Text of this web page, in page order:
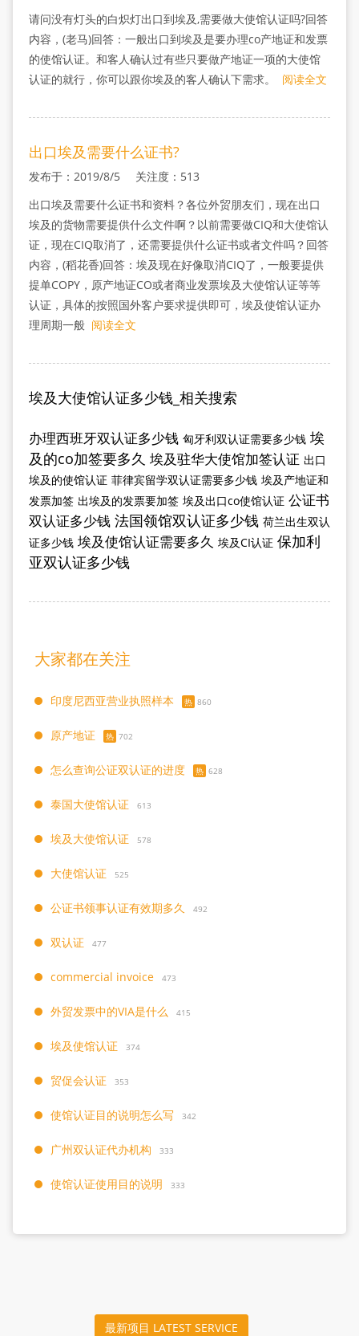
请问没有灯头的白炽灯出口到埃及,需要做大使馆认证吗?回答
内容，(老马)回答：一般出口到埃及是要办理co产地证和发票
的使馆认证。和客人确认过有些只要做产地证一项的大使馆
认证的就行，你可以跟你埃及的客人确认下需求。
阅读全文
出口埃及需要什么证书?
发布于：2019/8/5 关注度：513
出口埃及需要什么证书和资料？各位外贸朋友们，现在出口
埃及的货物需要提供什么文件啊？以前需要做CIQ和大使馆认
证，现在CIQ取消了，还需要提供什么证书或者文件吗？回答
内容，(稻花香)回答：埃及现在好像取消CIQ了，一般要提供
提单COPY，原产地证CO或者商业发票埃及大使馆认证等等
认证，具体的按照国外客户要求提供即可，埃及使馆认证办
理周期一般 阅读全文
埃及大使馆认证多少钱_相关搜索
办理西班牙双认证多少钱 匈牙利双认证需要多少钱 埃
及的co加签要多久 埃及驻华大使馆加签认证 出口
埃及的使馆认证 菲律宾留学双认证需要多少钱 埃及产地证和
发票加签 出埃及的发票要加签 埃及出口co使馆认证 公证书
双认证多少钱 法国领馆双认证多少钱 荷兰出生双认
证多少钱 埃及使馆认证需要多久 埃及CI认证 保加利
亚双认证多少钱
大家都在关注
印度尼西亚营业执照样本 热 860
原产地证 热 702
怎么查询公证双认证的进度 热 628
泰国大使馆认证 613
埃及大使馆认证 578
大使馆认证 525
公证书领事认证有效期多久 492
双认证 477
commercial invoice 473
外贸发票中的VIA是什么 415
埃及使馆认证 374
贸促会认证 353
使馆认证目的说明怎么写 342
广州双认证代办机构 333
使馆认证使用目的说明 333
最新项目 LATEST SERVICE